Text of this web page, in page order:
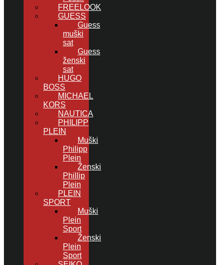
FREELOOK
GUESS
Guess
muški
sat
Guess
ženski
sat
HUGO
BOSS
MICHAEL
KORS
NAUTICA
PHILIPP
PLEIN
Muški
Philipp
Plein
Ženski
Phillip
Plein
PLEIN
SPORT
Muški
Plein
Sport
Ženski
Plein
Sport